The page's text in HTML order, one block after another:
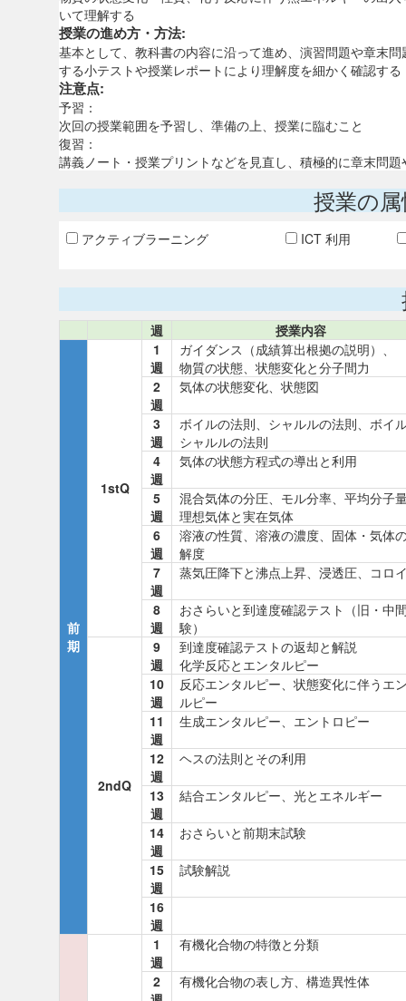
いて理解する
授業の進め方・方法:
基本として、教科書の内容に沿って進め、演習問題や章末
する小テストや授業レポートにより理解度を細かく確認する
注意点:
予習：
次回の授業範囲を予習し、準備の上、授業に臨むこと
復習：
講義ノート・授業プリントなどを見直し、積極的に章末問
授業の
アクティブラーニング ICT 利用
週 授業内容
前
期
1stQ
1
週
ガイダンス（成績算出根拠の説明）、
物質の状態、状態変化と分子間力
2
週
気体の状態変化、状態図
3
週
ボイルの法則、シャルルの法則、ボイ
シャルルの法則
4
週
気体の状態方程式の導出と利用
5
週
混合気体の分圧、モル分率、平均分子
理想気体と実在気体
6
週
溶液の性質、溶液の濃度、固体・気体
解度
7
週
蒸気圧降下と沸点上昇、浸透圧、コロ
8
週
おさらいと到達度確認テスト（旧・中
験）
2ndQ
9
週
到達度確認テストの返却と解説
化学反応とエンタルピー
10
週
反応エンタルピー、状態変化に伴うエ
ルピー
11
週
生成エンタルピー、エントロピー
12
週
ヘスの法則とその利用
13
週
結合エンタルピー、光とエネルギー
14
週
おさらいと前期末試験
15
週
試験解説
16
週
1
週
有機化合物の特徴と分類
2
有機化合物の表し方、構造異性体